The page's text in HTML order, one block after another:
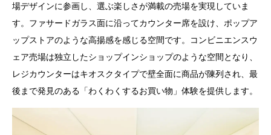
場デザインに参画し、選ぶ楽しさが満載の売場を実現していま
す。ファサードガラス面に沿ってカウンター席を設け、ポップア
ップストアのような高揚感を感じる空間です。コンビニエンスウ
ェア売場は独立したショップインショップのような空間となり、
レジカウンターはキオスクタイプで壁全面に商品が陳列され、最
後まで発見のある「わくわくするお買い物」体験を提供します。